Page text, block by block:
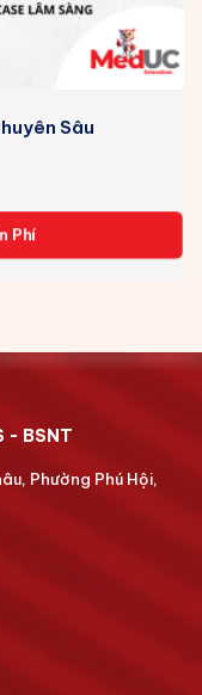
Sâu
Phí
- BSNT
Phường Phú Hội,